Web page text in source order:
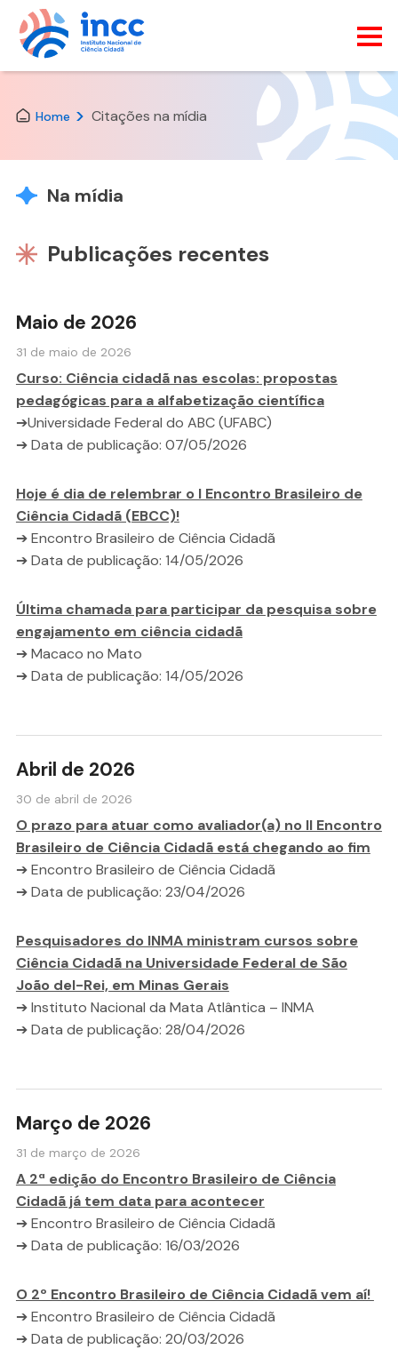
the
Home Citações na mídia
Na mídia
Publicações recentes
Maio de 2026
31 de maio de 2026
Curso: Ciência cidadã nas escolas: propostas
pedagógicas para a alfabetização científica
➔Universidade Federal do ABC (UFABC)
➔ Data de publicação: 07/05/2026
Hoje é dia de relembrar o I Encontro Brasileiro de
Ciência Cidadã (EBCC)!
➔ Encontro Brasileiro de Ciência Cidadã
➔ Data de publicação: 14/05/2026
Última chamada para participar da pesquisa sobre
engajamento em ciência cidadã
➔ Macaco no Mato
➔ Data de publicação: 14/05/2026
Abril de 2026
30 de abril de 2026
O prazo para atuar como avaliador(a) no II Encontro
Brasileiro de Ciência Cidadã está chegando ao fim
➔ Encontro Brasileiro de Ciência Cidadã
➔ Data de publicação: 23/04/2026
Pesquisadores do INMA ministram cursos sobre
Ciência Cidadã na Universidade Federal de São
João del-Rei, em Minas Gerais
➔ Instituto Nacional da Mata Atlântica – INMA
➔ Data de publicação: 28/04/2026
Março de 2026
31 de março de 2026
A 2ª edição do Encontro Brasileiro de Ciência
Cidadã já tem data para acontecer
➔ Encontro Brasileiro de Ciência Cidadã
➔ Data de publicação: 16/03/2026
O 2º Encontro Brasileiro de Ciência Cidadã vem aí!
➔ Encontro Brasileiro de Ciência Cidadã
➔ Data de publicação: 20/03/2026